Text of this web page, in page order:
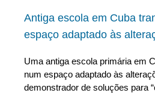
Antiga escola em Cuba
espaço adaptado às
Uma antiga escola primária em
num espaço adaptado às
demonstrador de soluções para